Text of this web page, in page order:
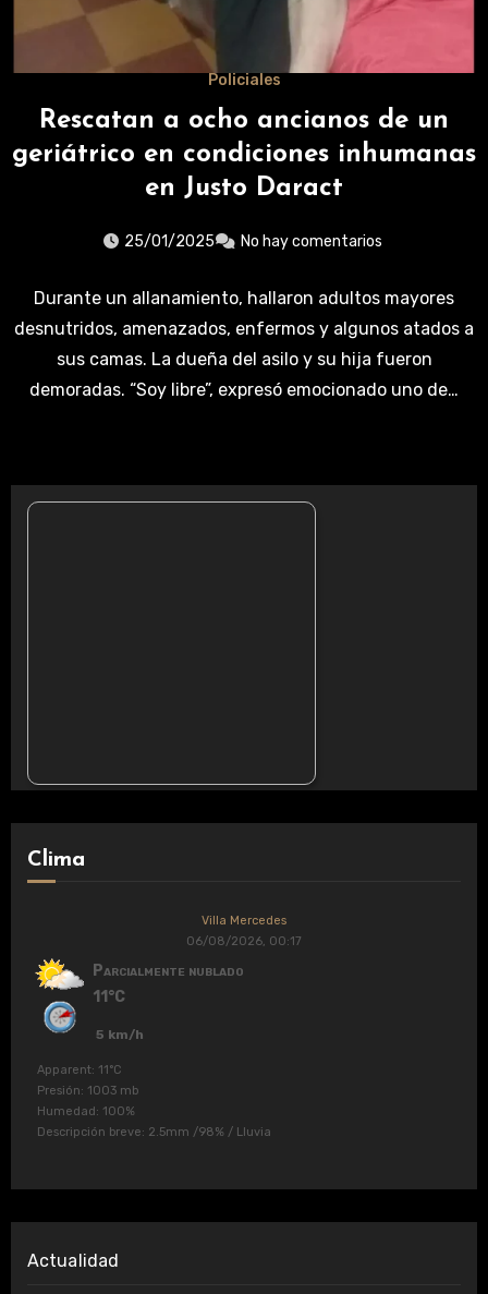
Policiales
Rescatan a ocho ancianos de un
geriátrico en condiciones inhumanas
en Justo Daract
25/01/2025 No hay comentarios
Durante un allanamiento, hallaron adultos mayores
desnutridos, amenazados, enfermos y algunos atados a
sus camas. La dueña del asilo y su hija fueron
demoradas. “Soy libre”, expresó emocionado uno de…
Clima
Villa Mercedes
06/08/2026, 00:17
Parcialmente nublado
11°C
5 km/h
Apparent: 11°C
Presión: 1003 mb
Humedad: 100%
Descripción breve: 2.5mm /98% / Lluvia
Actualidad